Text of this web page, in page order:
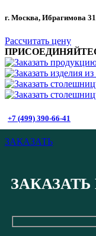
г. Москва, Ибрагимова
Рассчитать цену
+7 (499) 390-66-41
ЗАКАЗАТЬ